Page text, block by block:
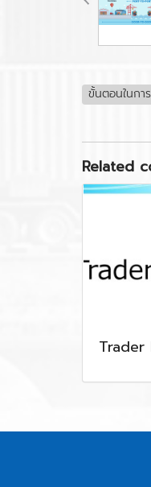
ขั้นตอนในกา
Related
Trader